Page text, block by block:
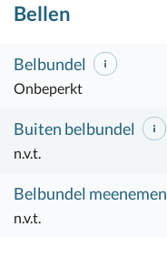
Bellen
Belbundel
Onbeperkt
Buiten belbundel
n.v.t.
Belbundel meenemen
n.v.t.